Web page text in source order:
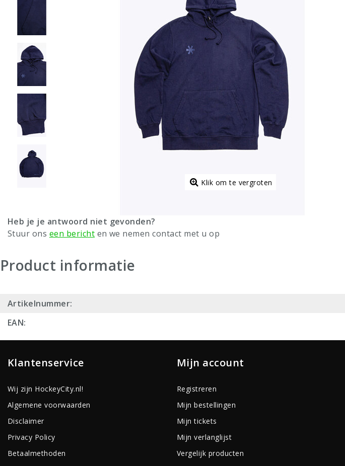
Klik om te vergroten
Heb je je antwoord niet gevonden?
Stuur ons een bericht en we nemen contact met u op
Product informatie
Artikelnummer:
EAN:
Klantenservice
Wij zijn HockeyCity.nl!
Algemene voorwaarden
Disclaimer
Privacy Policy
Betaalmethoden
Mijn account
Registreren
Mijn bestellingen
Mijn tickets
Mijn verlanglijst
Vergelijk producten